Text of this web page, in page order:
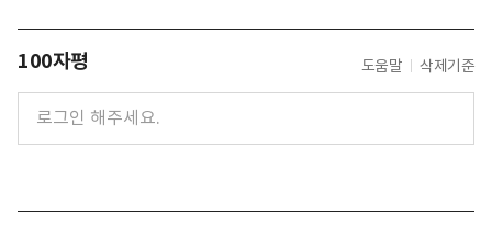
100자평 도움말 삭제기준